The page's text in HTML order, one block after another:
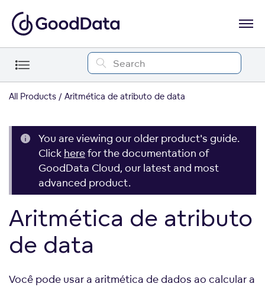
All Products Aritmética de atributo de data
You are viewing our older product's guide.
Click herefor the documentation of
GoodData Cloud, our latest and most
advanced product.
Aritmética de atributo
de data
Você pode usar a aritmética de dados ao calcular a